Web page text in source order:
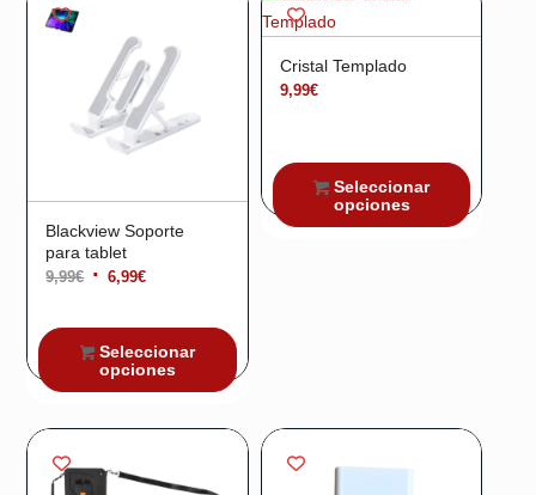
Blackview Soporte
para tablet
9,99€ El
original
era:
9,99€.
6,99€El
actual
es:
6,99€.
Seleccionar
opciones
Cristal Templado
9,99€
Seleccionar
opciones
¡Oferta!